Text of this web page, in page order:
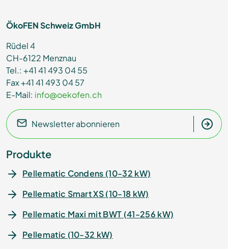
ÖkoFEN Schweiz GmbH
Rüdel 4
CH-6122 Menznau
Tel.: +41 41 493 04 55
Fax +41 41 493 04 57
E-Mail: info@oekofen.ch
Newsletter abonnieren
Produkte
Pellematic Condens (10-32 kW)
Pellematic Smart XS (10-18 kW)
Pellematic Maxi mit BWT (41-256 kW)
Pellematic (10-32 kW)